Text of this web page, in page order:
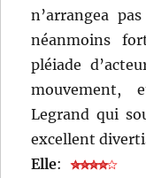
n’arrangea
néanmoins
pléiade
mouvement,
Legrand qui
excellent
Elle: